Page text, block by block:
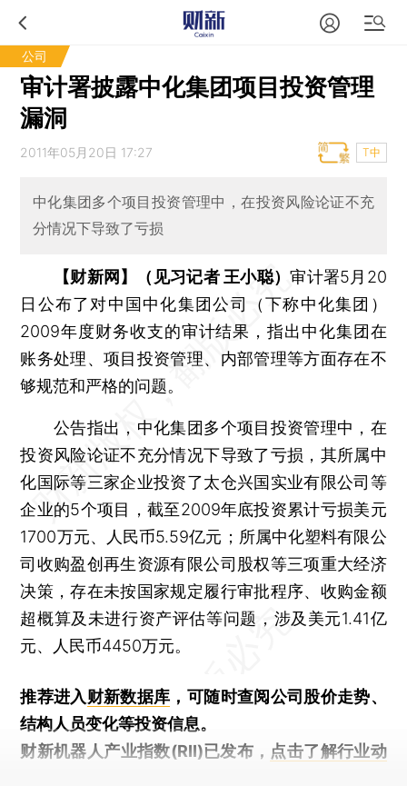
公司
审计署披露中化集团项目投资管理
漏洞
2011年05月20日 17:27 T中
中化集团多个项目投资管理中，在投资风险论证不充
分情况下导致了亏损
【财新网】（见习记者 王小聪）审计署5月20
日公布了对中国中化集团公司（下称中化集团）
2009年度财务收支的审计结果，指出中化集团在
账务处理、项目投资管理、内部管理等方面存在不
够规范和严格的问题。
公告指出，中化集团多个项目投资管理中，在
投资风险论证不充分情况下导致了亏损，其所属中
化国际等三家企业投资了太仓兴国实业有限公司等
企业的5个项目，截至2009年底投资累计亏损美元
1700万元、人民币5.59亿元；所属中化塑料有限公
司收购盈创再生资源有限公司股权等三项重大经济
决策，存在未按国家规定履行审批程序、收购金额
超概算及未进行资产评估等问题，涉及美元1.41亿
元、人民币4450万元。
推荐进入财新数据库 ，可随时查阅公司股价走势、
结构人员变化等投资信息。
财新机器人产业指数(RII)已发布， 点击了解行业动